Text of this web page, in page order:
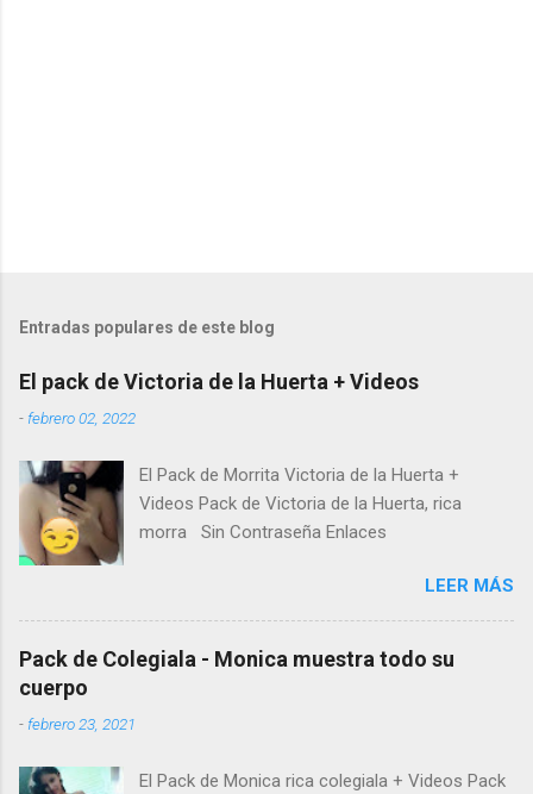
Entradas populares de este blog
El pack de Victoria de la Huerta + Videos
- febrero 02, 2022
El Pack de Morrita Victoria de la Huerta +
Videos Pack de Victoria de la Huerta, rica
morra Sin Contraseña Enlaces
LEER MÁS
Pack de Colegiala - Monica muestra todo su
cuerpo
- febrero 23, 2021
El Pack de Monica rica colegiala + Videos Pack